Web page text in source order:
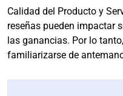
Calidad del Producto y
reseñas pueden impactar
las ganancias. Por lo
familiarizarse de